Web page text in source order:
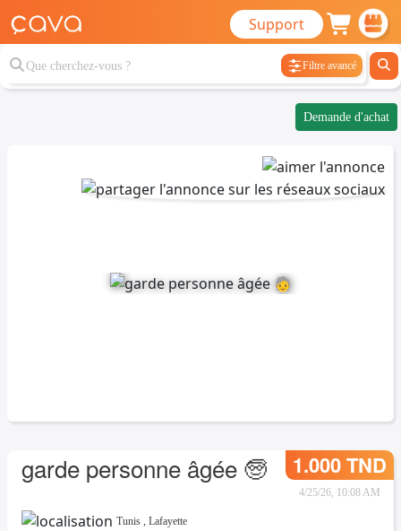
Support
Filtre avancé
Demande d'achat
garde personne âgée 🧓 1.000 TND
4/25/26, 10:08 AM
Tunis , Lafayette